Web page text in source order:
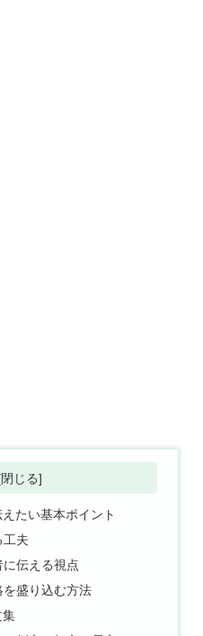
たい基本ポイント
工夫
伝える視点
盛り込む方法
集